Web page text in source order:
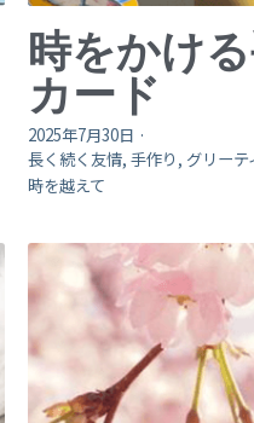
時をかけ
カード
2025年7月30日 ·
長く続く友情, 手作り, グリー
時を越えて